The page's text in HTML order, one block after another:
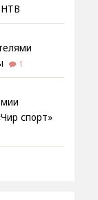
НТВ
1
спорт»